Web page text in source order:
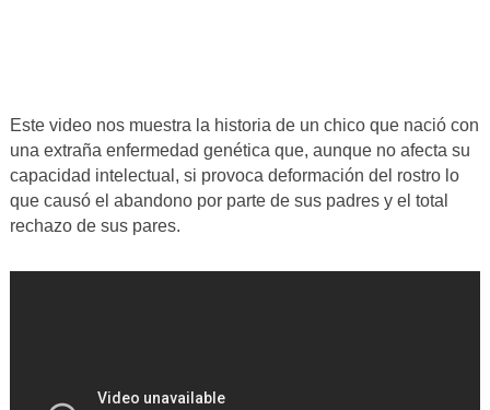
Este video nos muestra la historia de un chico que nació con
una extraña enfermedad genética que, aunque no afecta su
capacidad intelectual, si provoca deformación del rostro lo
que causó el abandono por parte de sus padres y el total
rechazo de sus pares.